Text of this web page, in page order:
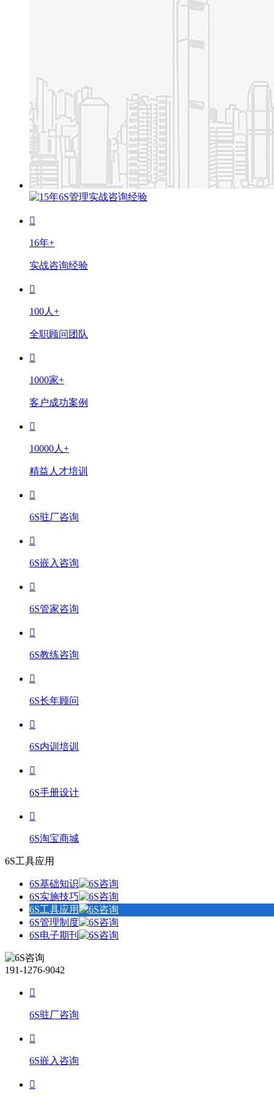
16年+
实战咨询经验
100人+
全职顾问团队
1000家+
客户成功案例
10000人+
精益人才培训
6S驻厂咨询
6S嵌入咨询
6S管家咨询
6S教练咨询
6S长年顾问
6S内训培训
6S手册设计
6S淘宝商城
6S工具应用
6S基础知识
6S实施技巧
6S工具应用
6S管理制度
6S电子期刊
191-1276-9042
6S驻厂咨询
6S嵌入咨询